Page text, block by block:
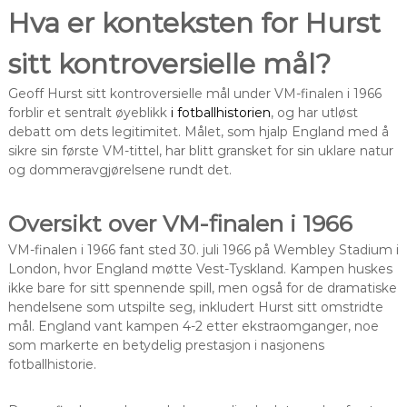
Hva er konteksten for Hurst
sitt kontroversielle mål?
Geoff Hurst sitt kontroversielle mål under VM-finalen i 1966
forblir et sentralt øyeblikk i fotballhistorien, og har utløst
debatt om dets legitimitet. Målet, som hjalp England med å
sikre sin første VM-tittel, har blitt gransket for sin uklare natur
og dommeravgjørelsene rundt det.
Oversikt over VM-finalen i 1966
VM-finalen i 1966 fant sted 30. juli 1966 på Wembley Stadium i
London, hvor England møtte Vest-Tyskland. Kampen huskes
ikke bare for sitt spennende spill, men også for de dramatiske
hendelsene som utspilte seg, inkludert Hurst sitt omstridte
mål. England vant kampen 4-2 etter ekstraomganger, noe
som markerte en betydelig prestasjon i nasjonens
fotballhistorie.